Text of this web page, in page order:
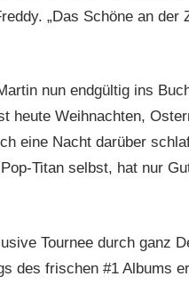
„Das Schöne an
nun endgültig ins
heute Weihnachten,
eine Nacht darüber
Titan selbst, hat nur
Tournee durch ganz
des frischen #1 Albums